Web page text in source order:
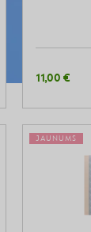
11,00 €
JAUNUMS